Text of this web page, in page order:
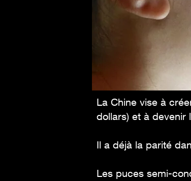
La Chine vise à
dollars) et à devenir
Il a déjà la parité
Les puces semi-